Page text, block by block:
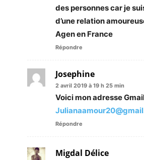
des personnes car je
d’une relation
Agen en France
Répondre
Josephine
2 avril 2019 à 19 h 25 min
Voici mon adresse
Répondre
Migdal Délice